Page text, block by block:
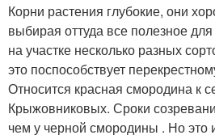
Корни растения глубокие, они
выбирая оттуда все полезное
на участке несколько разных
это поспособствует
Относится красная смородина к
Крыжовниковых. Сроки
чем у черной смородины . Но это